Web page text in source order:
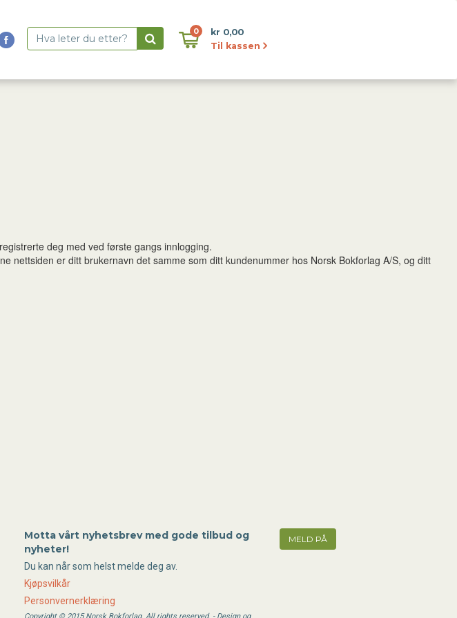
0
kr 0,00
Til kassen
deg med ved første gangs innlogging.
nettsiden er ditt brukernavn det samme som ditt kundenummer hos Norsk Bokforlag A/S, og ditt
Motta vårt nyhetsbrev med gode tilbud og
nyheter!
Du kan når som helst melde deg av.
Kjøpsvilkår
Personvernerklæring
MELD PÅ